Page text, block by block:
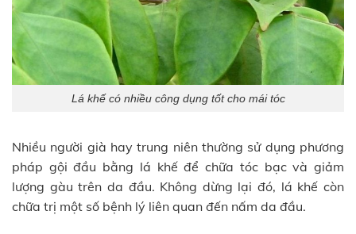
Lá khế có nhiều công dụng tốt cho mái tóc
Nhiều người già hay trung niên thường sử dụng phương
pháp gội đầu bằng lá khế để chữa tóc bạc và giảm
lượng gàu trên da đầu. Không dừng lại đó, lá khế còn
chữa trị một số bệnh lý liên quan đến nấm da đầu.